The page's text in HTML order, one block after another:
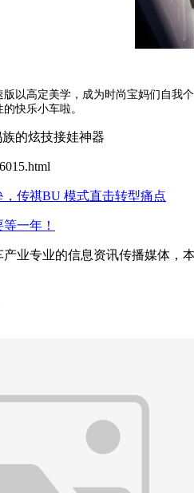
以高定美学，成为时尚宝妈们自我
快乐小车啦。
的炫技接娃神器
传祺BU 模式直击转型痛点
一年！
业专业的信息资讯传播媒体，